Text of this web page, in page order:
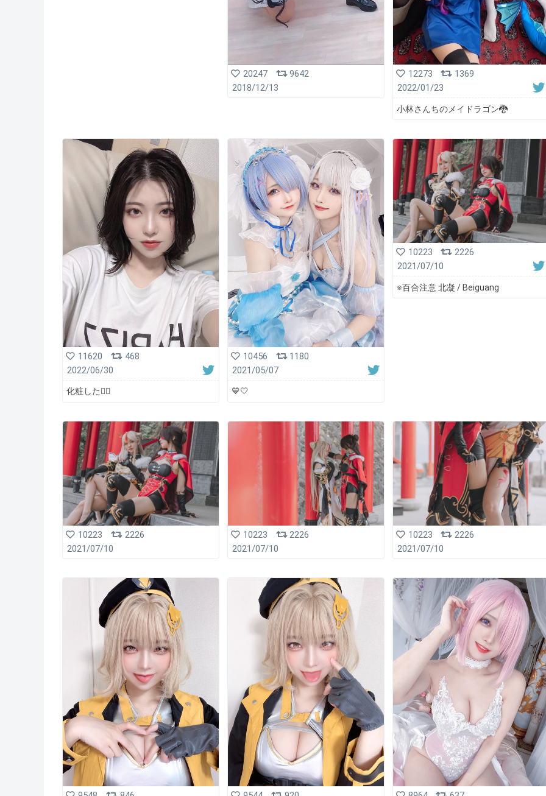
20247
9642
2018/12/13
12273
1369
2022/01/23
小林さんちのメイドラゴン🐉
11620
468
2022/06/30
化粧した🙆‍♀️
10456
1180
2021/05/07
💙🤍
10223
2226
2021/07/10
※百合注意 北凝 / Beiguang
10223
2226
2021/07/10
10223
2226
2021/07/10
10223
2226
2021/07/10